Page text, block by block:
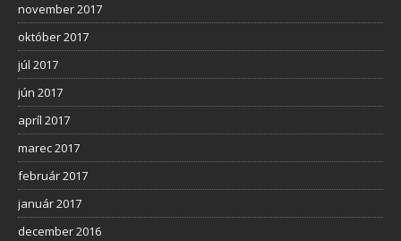
november 2017
október 2017
júl 2017
jún 2017
apríl 2017
marec 2017
február 2017
január 2017
december 2016